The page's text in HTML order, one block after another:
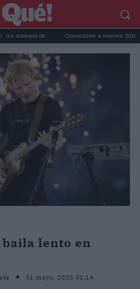
de... Oposiciones a maestro 2026: cambian la
baila lento en
31 mayo, 2025 01:14